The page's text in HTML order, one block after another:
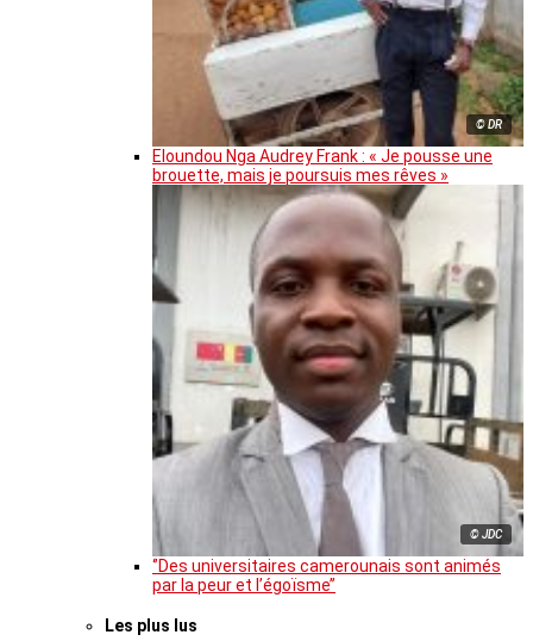
© DR
Eloundou Nga Audrey Frank : « Je pousse une
brouette, mais je poursuis mes rêves »
© JDC
‘’Des universitaires camerounais sont animés
par la peur et l’égoïsme’’
Les plus lus